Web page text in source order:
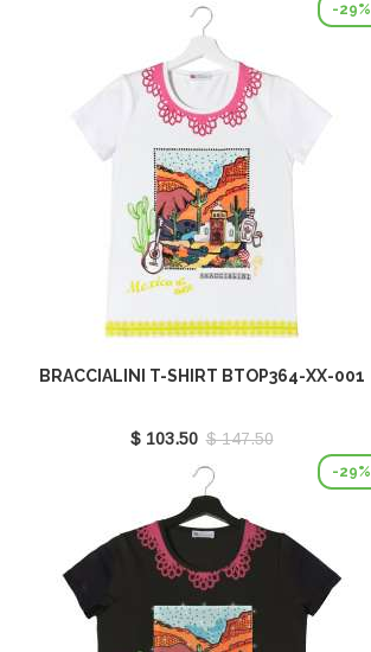
-29%
BRACCIALINI T-SHIRT BTOP364-XX-001
$ 103.50 $ 147.50
-29%